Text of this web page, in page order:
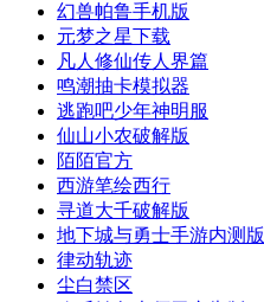
幻兽帕鲁手机版
元梦之星下载
凡人修仙传人界篇
鸣潮抽卡模拟器
逃跑吧少年神明服
仙山小农破解版
陌陌官方
西游笔绘西行
寻道大千破解版
地下城与勇士手游内测版
律动轨迹
尘白禁区